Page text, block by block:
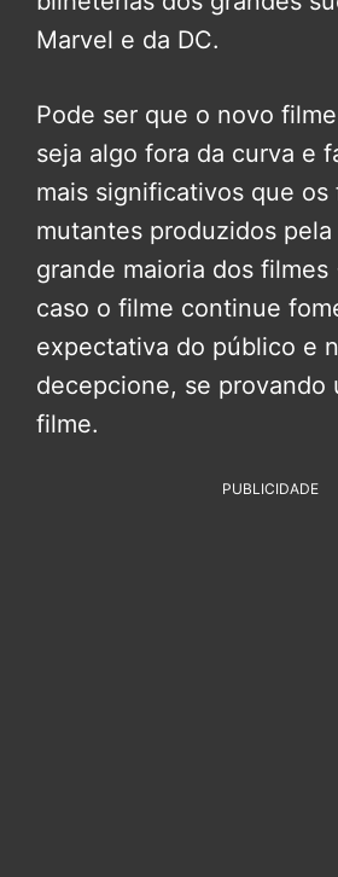
Marvel e da DC.
Pode ser que o novo
seja algo fora da curva e
mais significativos que os
mutantes produzidos
grande maioria dos filmes
caso o filme continue
expectativa do público e
decepcione, se provando
filme.
PUBLICIDADE